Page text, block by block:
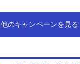
他のキャンペーンを見る